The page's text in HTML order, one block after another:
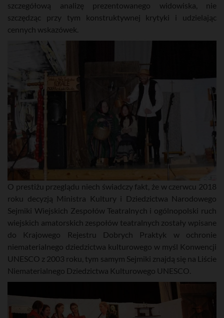
szczegółową analizę prezentowanego widowiska, nie
szczędząc przy tym konstruktywnej krytyki i udzielając
cennych wskazówek.
O prestiżu przeglądu niech świadczy fakt, że w czerwcu 2018
roku decyzją Ministra Kultury i Dziedzictwa Narodowego
Sejmiki Wiejskich Zespołów Teatralnych i ogólnopolski ruch
wiejskich amatorskich zespołów teatralnych zostały wpisane
do Krajowego Rejestru Dobrych Praktyk w ochronie
niematerialnego dziedzictwa kulturowego w myśl Konwencji
UNESCO z 2003 roku, tym samym Sejmiki znajdą się na Liście
Niematerialnego Dziedzictwa Kulturowego UNESCO.